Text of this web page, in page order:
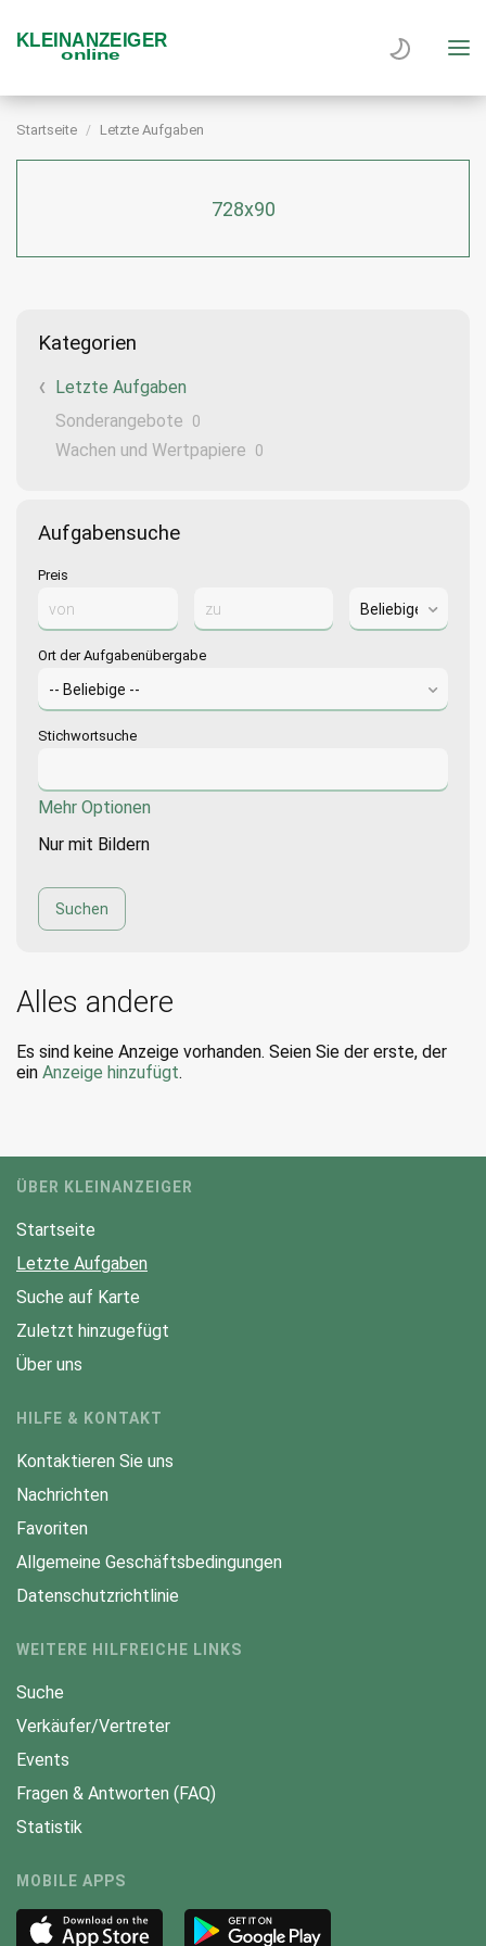
Startseite Letzte Aufgaben
728x90
Kategorien
Letzte Aufgaben
Sonderangebote
0
Wachen und Wertpapiere 0
Aufgabensuche
Preis
Ort der Aufgabenübergabe
Stichwortsuche
Mehr Optionen
Nur mit Bildern
Alles andere
Es sind keine Anzeige vorhanden. Seien Sie der erste, der
ein Anzeige hinzufügt.
ÜBER KLEINANZEIGER
Startseite
Letzte Aufgaben
Suche auf Karte
Zuletzt hinzugefügt
Über uns
HILFE & KONTAKT
Kontaktieren Sie uns
Nachrichten
Favoriten
Allgemeine Geschäftsbedingungen
Datenschutzrichtlinie
WEITERE HILFREICHE LINKS
Suche
Verkäufer/Vertreter
Events
Fragen & Antworten (FAQ)
Statistik
MOBILE APPS